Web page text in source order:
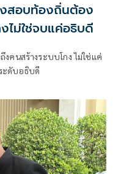
สอบท้องถิ่นต้อง
ไม่ใช่จบแค่อธิบดี
คนสร้างระบบโกง ไม่ใช่แค่
ะดับอธิบดี